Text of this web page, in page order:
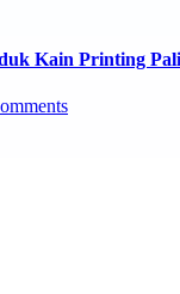
Kain Printing